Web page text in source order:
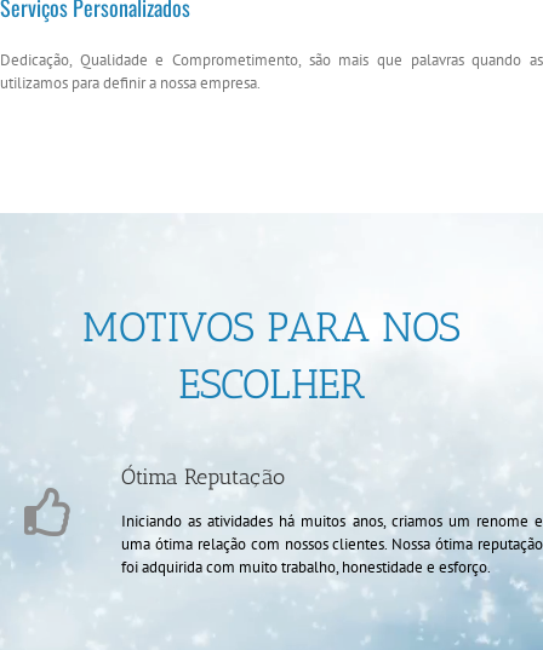
Serviços Personalizados
Dedicação, Qualidade e Comprometimento, são mais que palavras quando as
utilizamos para definir a nossa empresa.
MOTIVOS PARA NOS
ESCOLHER
Ótima Reputação
Iniciando as atividades há muitos anos, criamos um renome e
uma ótima relação com nossos clientes. Nossa ótima reputação
foi adquirida com muito trabalho, honestidade e esforço.